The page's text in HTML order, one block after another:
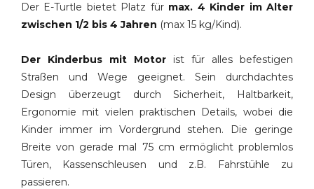
Der E-Turtle bietet Platz fürmax. 4 Kinder im Alter
zwischen 1/2 bis 4 Jahren (max 15 kg/Kind).
Der Kinderbus mit Motor ist für alles befestigen
Straßen und Wege geeignet. Sein durchdachtes
Design überzeugt durch Sicherheit, Haltbarkeit,
Ergonomie mit vielen praktischen Details, wobei die
Kinder immer im Vordergrund stehen. Die geringe
Breite von gerade mal 75 cm ermöglicht problemlos
Türen, Kassenschleusen und z.B. Fahrstühle zu
passieren.